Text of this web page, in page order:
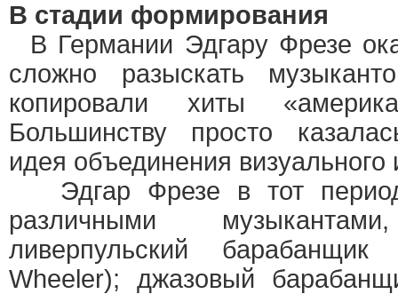
В стадии формирования
В Германии Эдгару Фрезе
сложно разыскать
копировали хиты
Большинству просто
идея объединения визуального
Эдгар Фрезе в тот
различными
ливерпульский
Wheeler); джазовый